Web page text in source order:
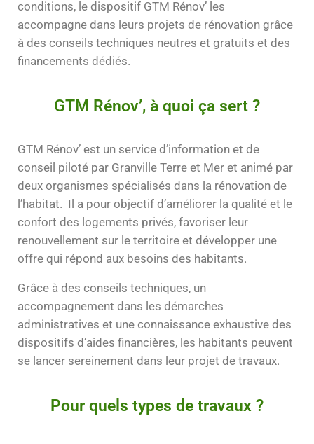
conditions, le dispositif GTM Rénov’ les
accompagne dans leurs projets de rénovation grâce
à des conseils techniques neutres et gratuits et des
financements dédiés.
GTM Rénov’, à quoi ça sert ?
GTM Rénov’ est un service d’information et de
conseil piloté par Granville Terre et Mer et animé par
deux organismes spécialisés dans la rénovation de
l’habitat. Il a pour objectif d’améliorer la qualité et le
confort des logements privés, favoriser leur
renouvellement sur le territoire et développer une
offre qui répond aux besoins des habitants.
Grâce à des conseils techniques, un
accompagnement dans les démarches
administratives et une connaissance exhaustive des
dispositifs d’aides financières, les habitants peuvent
se lancer sereinement dans leur projet de travaux.
Pour quels types de travaux ?